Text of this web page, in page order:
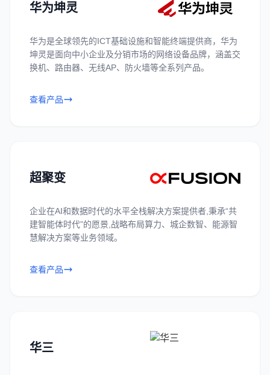
华为坤灵
华为是全球领先的ICT基础设施和智能终端提供商，华为
坤灵是面向中小企业及分销市场的网络设备品牌，涵盖交
换机、路由器、无线AP、防火墙等全系列产品。
查看产品
超聚变
企业在AI和数据时代的水平全栈解决方案提供者,秉承“共
建智能体时代”的愿景,战略布局算力、城企数智、能源智
慧解决方案等业务领域。
查看产品
华三